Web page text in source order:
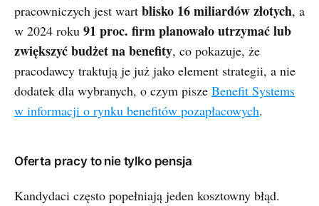
pracowniczych jest wart blisko 16 miliardów złotych, a
w 2024 roku 91 proc. firm planowało utrzymać lub
zwiększyć budżet na benefity, co pokazuje, że
pracodawcy traktują je już jako element strategii, a nie
dodatek dla wybranych, o czym pisze Benefit Systems
w informacji o rynku benefitów pozapłacowych.
Oferta pracy to nie tylko pensja
Kandydaci często popełniają jeden kosztowny błąd.